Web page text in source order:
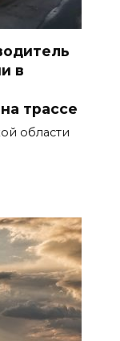
в
трассе
области